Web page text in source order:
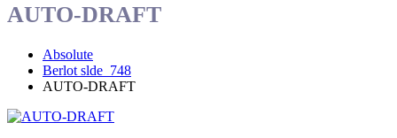
AUTO-DRAFT
Absolute
Berlot slde_748
AUTO-DRAFT